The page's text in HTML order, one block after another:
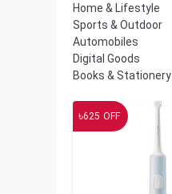
Home & Lifestyle
Sports & Outdoor
Automobiles
Digital Goods
Books & Stationery
৳625 OFF